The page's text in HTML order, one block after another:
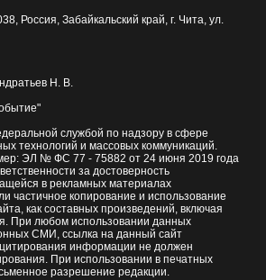
, Россия, Забайкальский край, г. Чита, ул.
Н. В.
службой по надзору в сфере
технологий и массовых коммуникаций.
ЭЛ № ФС 77 - 75882 от 24 июня 2019 года
за достоверность
в рекламных материалах
частичное копирование и использование
как составных произведений, включая
При любом использовании данных
СМИ, ссылка на данный сайт
информации не должен
При использовании в печатных
разрешение редакции.